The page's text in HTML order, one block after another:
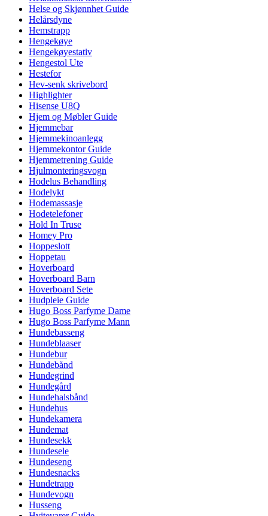
Helse og Skjønnhet Guide
Helårsdyne
Hemstrapp
Hengekøye
Hengekøyestativ
Hengestol Ute
Hestefor
Hev-senk skrivebord
Highlighter
Hisense U8Q
Hjem og Møbler Guide
Hjemmebar
Hjemmekinoanlegg
Hjemmekontor Guide
Hjemmetrening Guide
Hjulmonteringsvogn
Hodelus Behandling
Hodelykt
Hodemassasje
Hodetelefoner
Hold In Truse
Homey Pro
Hoppeslott
Hoppetau
Hoverboard
Hoverboard Barn
Hoverboard Sete
Hudpleie Guide
Hugo Boss Parfyme Dame
Hugo Boss Parfyme Mann
Hundebasseng
Hundeblaaser
Hundebur
Hundebånd
Hundegrind
Hundegård
Hundehalsbånd
Hundehus
Hundekamera
Hundemat
Hundesekk
Hundesele
Hundeseng
Hundesnacks
Hundetrapp
Hundevogn
Husseng